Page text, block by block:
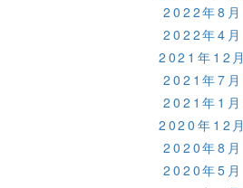
2022年8月
2022年4月
2021年12月
2021年7月
2021年1月
2020年12月
2020年8月
2020年5月